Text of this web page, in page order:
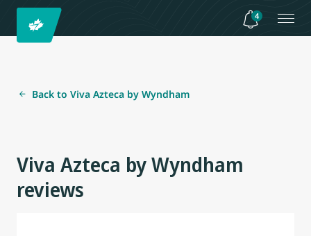
4
Back to Viva Azteca by Wyndham
Viva Azteca by Wyndham
reviews